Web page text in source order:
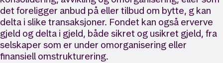
det foreligger anbud på eller tilbud om bytte, g kan
delta i slike transaksjoner. Fondet kan også erverve
gjeld og delta i gjeld, både sikret og usikret gjeld, fra
selskaper som er under omorganisering eller
finansiell omstrukturering.